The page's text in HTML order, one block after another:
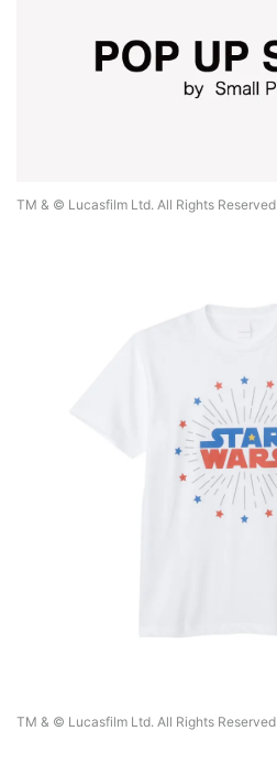
TM & © Lucasfilm Ltd. All Rights Reserved
TM & © Lucasfilm Ltd. All Rights Reserved